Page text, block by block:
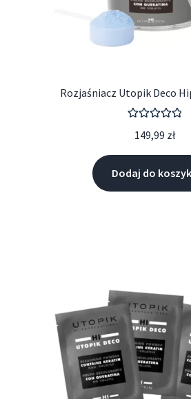
Rozjaśniacz Utopik Deco
5.00
149,99 zł
Dodaj do